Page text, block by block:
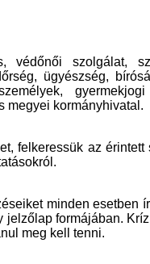
védőnői szolgálat,
ügyészség,
megyei kormányhivatal.
felkeressük az
minden esetben
jelzőlap formájában.
meg kell tenni.